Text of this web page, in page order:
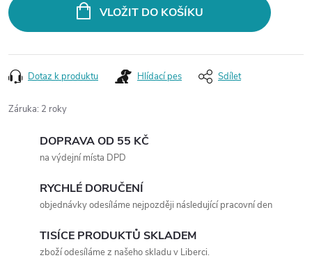
VLOŽIT DO KOŠÍKU
Dotaz k produktu Hlídací pes Sdílet
Záruka: 2 roky
DOPRAVA OD 55 KČ
na výdejní místa DPD
RYCHLÉ DORUČENÍ
objednávky odesíláme nejpozději následující pracovní den
TISÍCE PRODUKTŮ SKLADEM
zboží odesíláme z našeho skladu v Liberci.